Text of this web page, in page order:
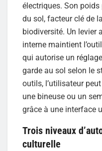
électriques. Son
du sol, facteur clé de
biodiversité. Un levier
interne maintient
qui autorise un
garde au sol selon le
outils, l’utilisateur
une bineuse ou un
grâce à une interface
Trois niveaux
culturelle